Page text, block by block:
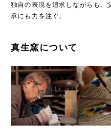
独自の表現を追求しながらも、
承にも力を注ぐ。
真生窯について